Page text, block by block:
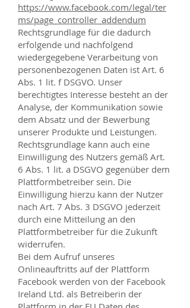
https://www.facebook.com/legal/ter
ms/page_controller_addendum
Rechtsgrundlage für die dadurch
erfolgende und nachfolgend
wiedergegebene Verarbeitung von
personenbezogenen Daten ist Art. 6
Abs. 1 lit. f DSGVO. Unser
berechtigtes Interesse besteht an der
Analyse, der Kommunikation sowie
dem Absatz und der Bewerbung
unserer Produkte und Leistungen.
Rechtsgrundlage kann auch eine
Einwilligung des Nutzers gemäß Art.
6 Abs. 1 lit. a DSGVO gegenüber dem
Plattformbetreiber sein. Die
Einwilligung hierzu kann der Nutzer
nach Art. 7 Abs. 3 DSGVO jederzeit
durch eine Mitteilung an den
Plattformbetreiber für die Zukunft
widerrufen.
Bei dem Aufruf unseres
Onlineauftritts auf der Plattform
Facebook werden von der Facebook
Ireland Ltd. als Betreiberin der